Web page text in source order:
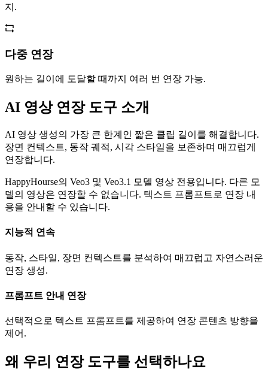
지.
다중 연장
원하는 길이에 도달할 때까지 여러 번 연장 가능.
AI 영상 연장 도구 소개
AI 영상 생성의 가장 큰 한계인 짧은 클립 길이를 해결합니다.
장면 컨텍스트, 동작 궤적, 시각 스타일을 보존하며 매끄럽게
연장합니다.
HappyHourse의 Veo3 및 Veo3.1 모델 영상 전용입니다. 다른 모
델의 영상은 연장할 수 없습니다. 텍스트 프롬프트로 연장 내
용을 안내할 수 있습니다.
지능적 연속
동작, 스타일, 장면 컨텍스트를 분석하여 매끄럽고 자연스러운
연장 생성.
프롬프트 안내 연장
선택적으로 텍스트 프롬프트를 제공하여 연장 콘텐츠 방향을
제어.
왜 우리 연장 도구를 선택하나요